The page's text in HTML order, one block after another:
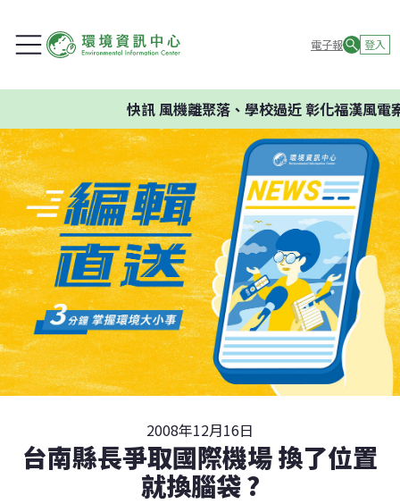
電子報 登入
快訊風機離聚落、學校過近 彰化福漢風電案
2008年12月16日
台南縣長爭取國際機場 換了位置
就換腦袋 ?